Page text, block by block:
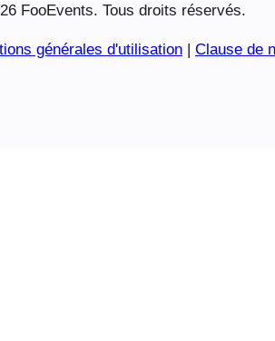
FooEvents. Tous droits réservés.
générales d'utilisation | Clause de